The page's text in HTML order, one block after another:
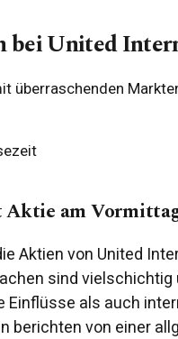
bei United
überraschenden
am
Aktien von United
sind
als auch
berichten von einer